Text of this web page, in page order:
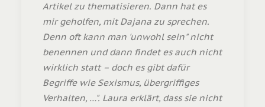
Artikel zu thematisieren. Dann hat es
mir geholfen, mit Dajana zu sprechen.
Denn oft kann man 'unwohl sein" nicht
benennen und dann findet es auch nicht
wirklich statt – doch es gibt dafür
Begriffe wie Sexismus, übergriffiges
Verhalten, …". Laura erklärt, dass sie nicht